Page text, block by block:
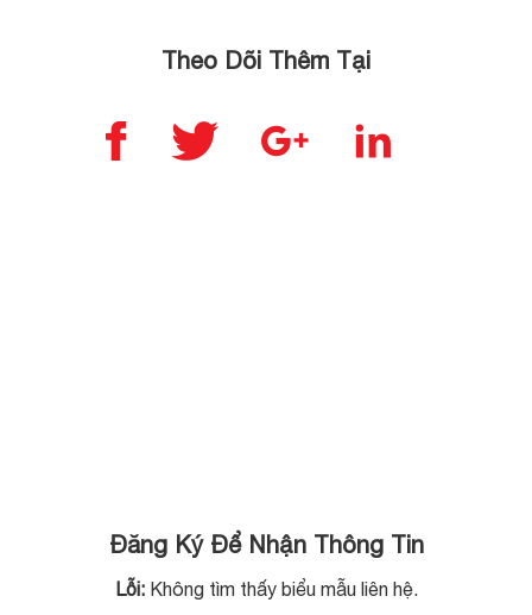
Theo Dõi Thêm Tại
Đăng Ký Để Nhận Thông Tin
Lỗi:Không tìm thấy biểu mẫu liên hệ.